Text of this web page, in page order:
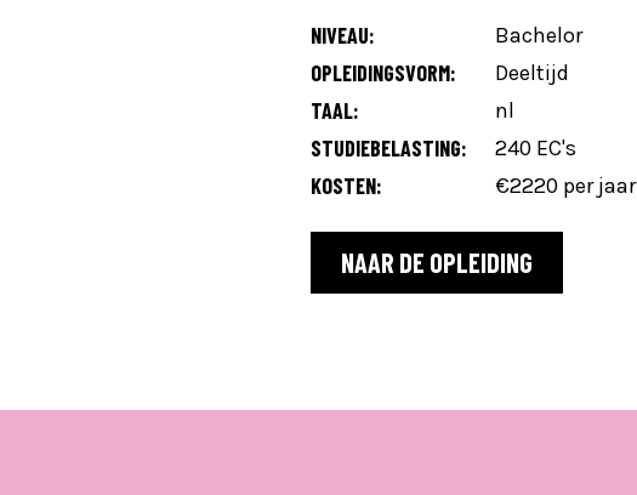
NIVEAU:
Bachelor
OPLEIDINGSVORM:
Deeltijd
TAAL:
nl
STUDIEBELASTING:
240 EC's
KOSTEN:
€2220 per jaar
NAAR DE OPLEIDING